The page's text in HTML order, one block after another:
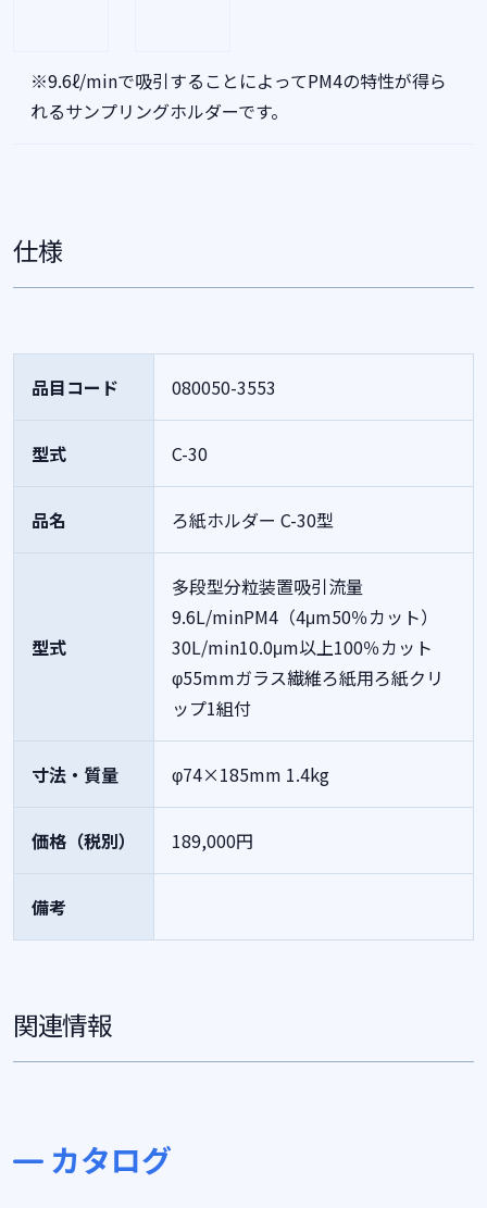
※9.6ℓ/minで吸引することによってPM4の特性が得ら
れるサンプリングホルダーです。
仕様
品目コード 080050-3553
型式 C-30
品名 ろ紙ホルダー C-30型
型式
多段型分粒装置吸引流量
9.6L/minPM4（4μm50％カット）
30L/min10.0μm以上100％カット
φ55mmガラス繊維ろ紙用ろ紙クリ
ップ1組付
寸法・質量 φ74×185mm 1.4kg
価格（税別） 189,000円
備考
関連情報
カタログ